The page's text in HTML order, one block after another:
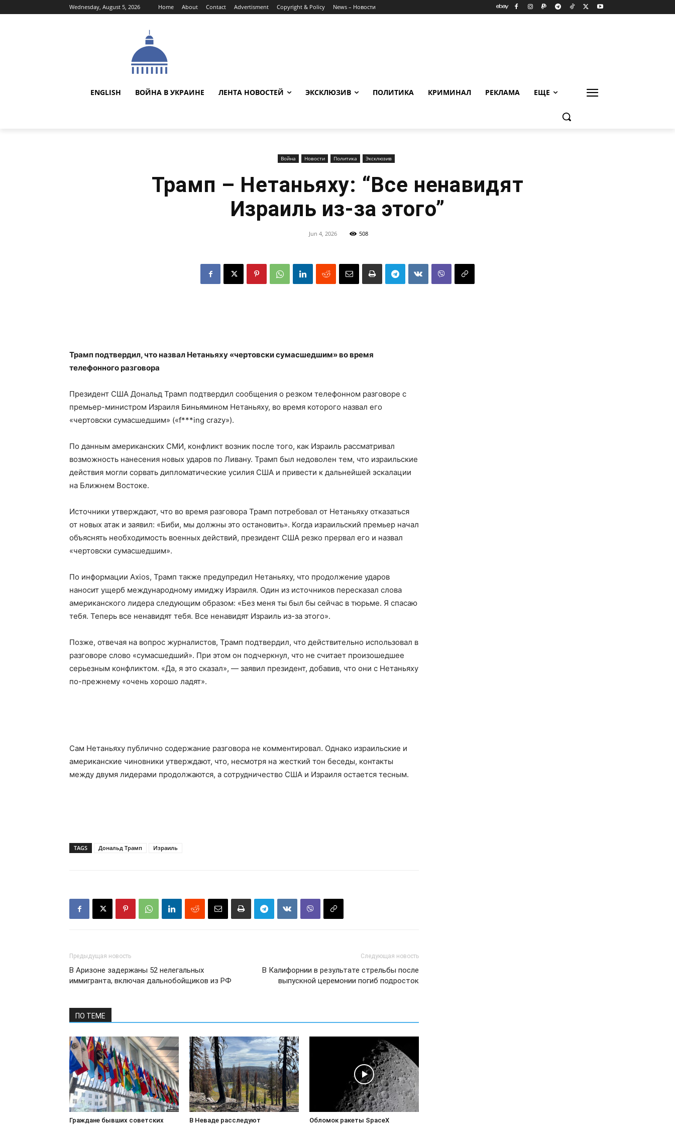
Wednesday, August 5, 2026 Home About Contact Advertisment Copyright & Policy News – Новости
ENGLISH ВОЙНА В УКРАИНЕ ЛЕНТА НОВОСТЕЙ ЭКСКЛЮЗИВ ПОЛИТИКА КРИМИНАЛ РЕКЛАМА ЕЩЕ
Война Новости Политика Эксклюзив
Трамп – Нетаньяху: “Все ненавидят
Израиль из-за этого”
Jun 4, 2026 508
Трамп подтвердил, что назвал Нетаньяху «чертовски сумасшедшим» во время
телефонного разговора
Президент США Дональд Трамп подтвердил сообщения о резком телефонном разговоре с
премьер-министром Израиля Биньямином Нетаньяху, во время которого назвал его
«чертовски сумасшедшим» («f***ing crazy»).
По данным американских СМИ, конфликт возник после того, как Израиль рассматривал
возможность нанесения новых ударов по Ливану. Трамп был недоволен тем, что израильские
действия могли сорвать дипломатические усилия США и привести к дальнейшей эскалации
на Ближнем Востоке.
Источники утверждают, что во время разговора Трамп потребовал от Нетаньяху отказаться
от новых атак и заявил: «Биби, мы должны это остановить». Когда израильский премьер начал
объяснять необходимость военных действий, президент США резко прервал его и назвал
«чертовски сумасшедшим».
По информации Axios, Трамп также предупредил Нетаньяху, что продолжение ударов
наносит ущерб международному имиджу Израиля. Один из источников пересказал слова
американского лидера следующим образом: «Без меня ты был бы сейчас в тюрьме. Я спасаю
тебя. Теперь все ненавидят тебя. Все ненавидят Израиль из-за этого».
Позже, отвечая на вопрос журналистов, Трамп подтвердил, что действительно использовал в
разговоре слово «сумасшедший». При этом он подчеркнул, что не считает произошедшее
серьезным конфликтом. «Да, я это сказал», — заявил президент, добавив, что они с Нетаньяху
по-прежнему «очень хорошо ладят».
Сам Нетаньяху публично содержание разговора не комментировал. Однако израильские и
американские чиновники утверждают, что, несмотря на жесткий тон беседы, контакты
между двумя лидерами продолжаются, а сотрудничество США и Израиля остается тесным.
TAGS Дональд Трамп Израиль
Предыдущая новость
В Аризоне задержаны 52 нелегальных
иммигранта, включая дальнобойщиков из РФ
Следующая новость
В Калифорнии в результате стрельбы после
выпускной церемонии погиб подросток
ПО ТЕМЕ
Граждане бывших советских В Неваде расследуют Обломок ракеты SpaceX